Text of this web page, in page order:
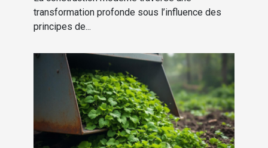
transformation profonde sous l’influence des
principes de...